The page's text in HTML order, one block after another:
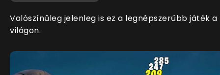
Valószínűleg jelenleg is ez a legnépszerűbb játék a
világon.